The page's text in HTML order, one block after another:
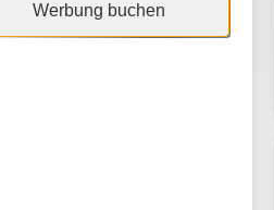
Werbung buchen